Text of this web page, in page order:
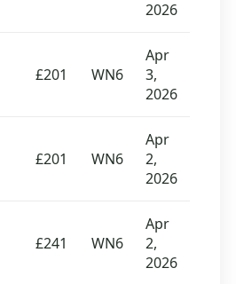
2026
£201 WN6
Apr
3,
2026
£201 WN6
Apr
2,
2026
£241 WN6
Apr
2,
2026